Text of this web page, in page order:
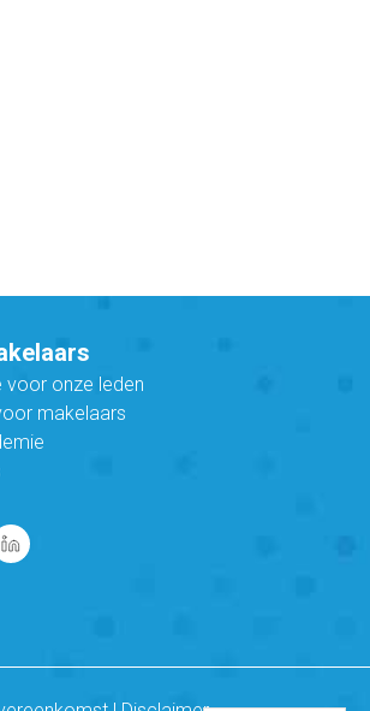
voor onze leden
makelaars